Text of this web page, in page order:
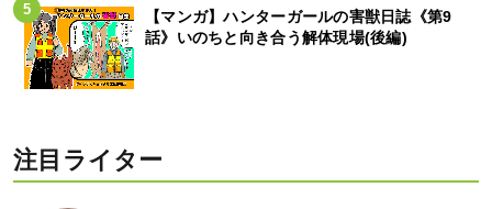
【マンガ】ハンターガールの害獣日誌《第9
話》いのちと向き合う解体現場(後編)
注目ライター